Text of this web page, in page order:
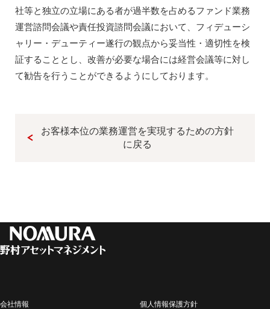
社等と独立の立場にある者が過半数を占めるファンド業務
運営諮問会議や責任投資諮問会議において、フィデューシ
ャリー・デューティー遂行の観点から妥当性・適切性を検
証することとし、改善が必要な場合には経営会議等に対し
て勧告を行うことができるようにしております。
お客様本位の業務運営を実現するための方針
に戻る
会社情報
個人情報保護方針